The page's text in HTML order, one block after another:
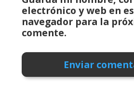
electrónico y web en
navegador para la
comente.